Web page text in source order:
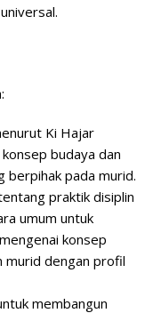
Ki Hajar
budaya dan
berpihak pada murid.
praktik disiplin
umum untuk
konsep
murid dengan profil
membangun